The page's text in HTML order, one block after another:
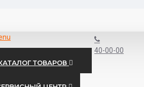
ТОВАРОВ
40-00-00
19:00)